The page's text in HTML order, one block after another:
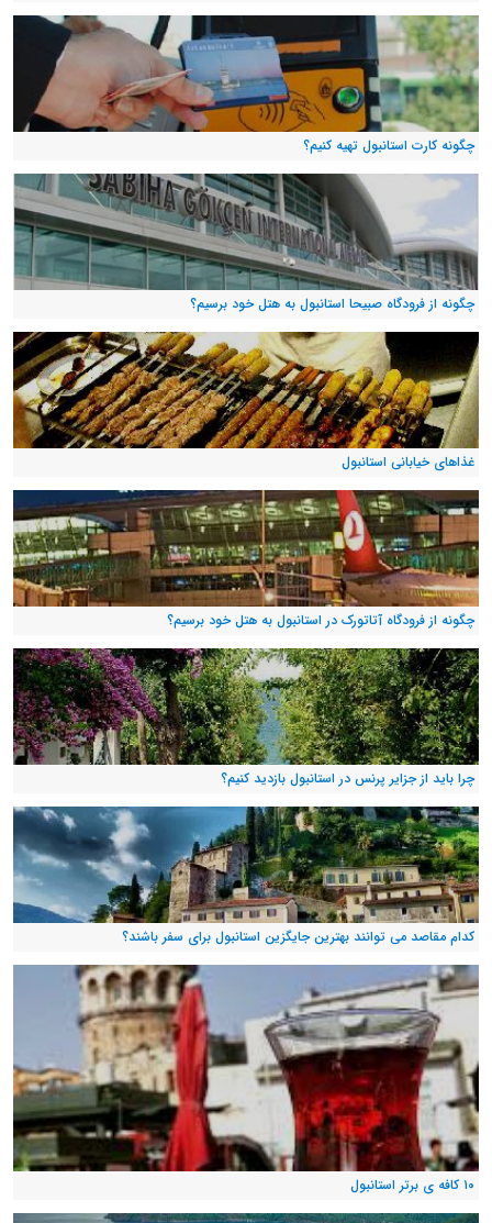
چگونه کارت استانبول تهیه کنیم؟
چگونه از فرودگاه صبیحا استانبول به هتل خود برسیم؟
غذاهای خیابانی استانبول
چگونه از فرودگاه آتاتورک در استانبول به هتل خود برسیم؟
چرا باید از جزایر پرنس در استانبول بازدید کنیم؟
کدام مقاصد می توانند بهترین جایگزین استانبول برای سفر باشند؟
۱۰ کافه ی برتر استانبول